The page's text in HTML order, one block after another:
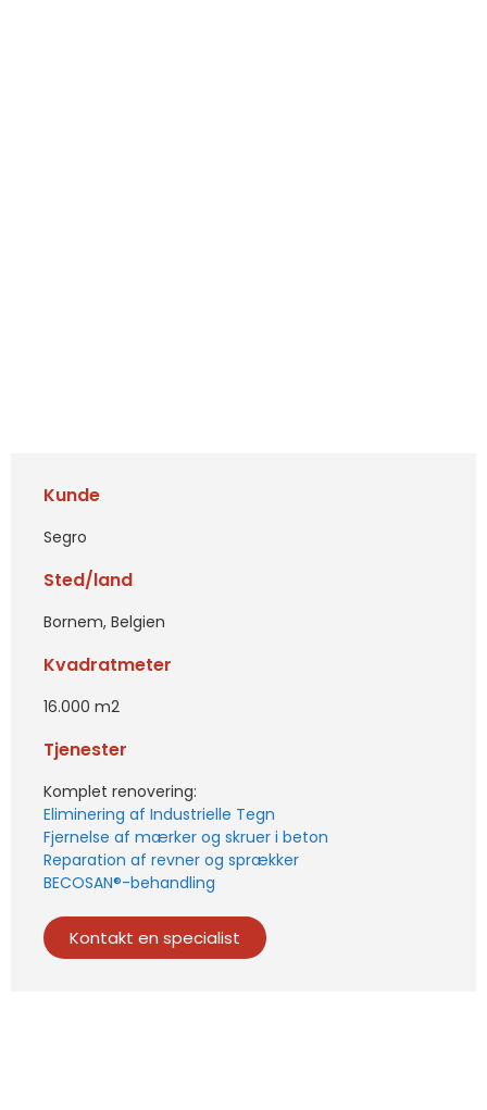
Kunde
Segro
Sted/land
Bornem, Belgien
Kvadratmeter
16.000 m2
Tjenester
Komplet renovering:
Eliminering af Industrielle Tegn
Fjernelse af mærker og skruer i beton
Reparation af revner og sprækker
BECOSAN®-behandling
Kontakt en specialist